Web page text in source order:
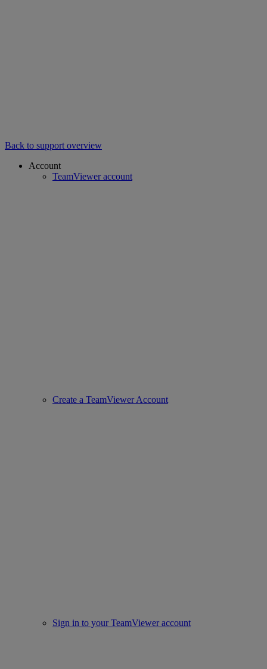
Back to support overview
Account
TeamViewer account
Create a TeamViewer Account
Sign in to your TeamViewer account